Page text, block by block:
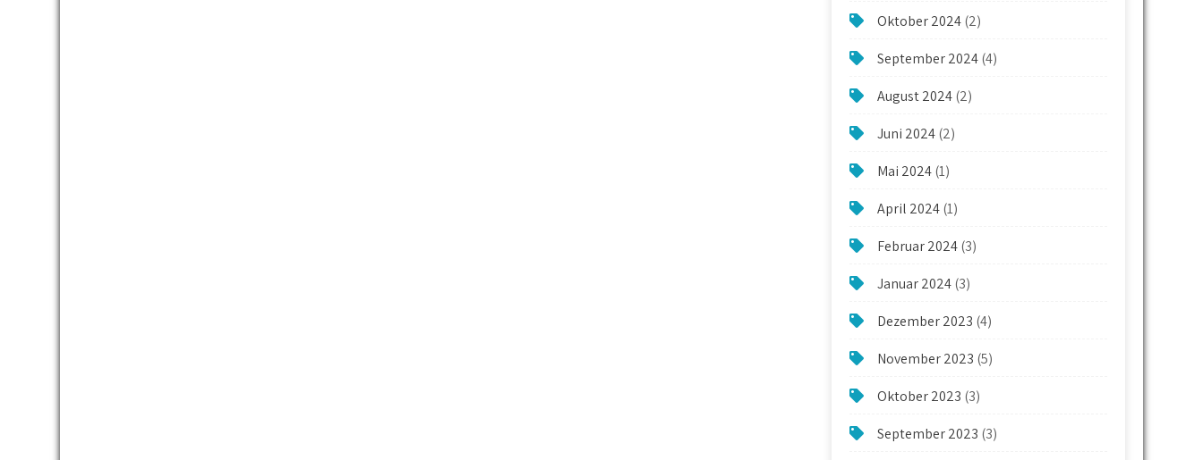
Oktober 2024(2)
September 2024(4)
August 2024(2)
Juni 2024(2)
Mai 2024(1)
April 2024(1)
Februar 2024(3)
Januar 2024(3)
Dezember 2023 (4)
November 2023 (5)
Oktober 2023 (3)
September 2023 (3)